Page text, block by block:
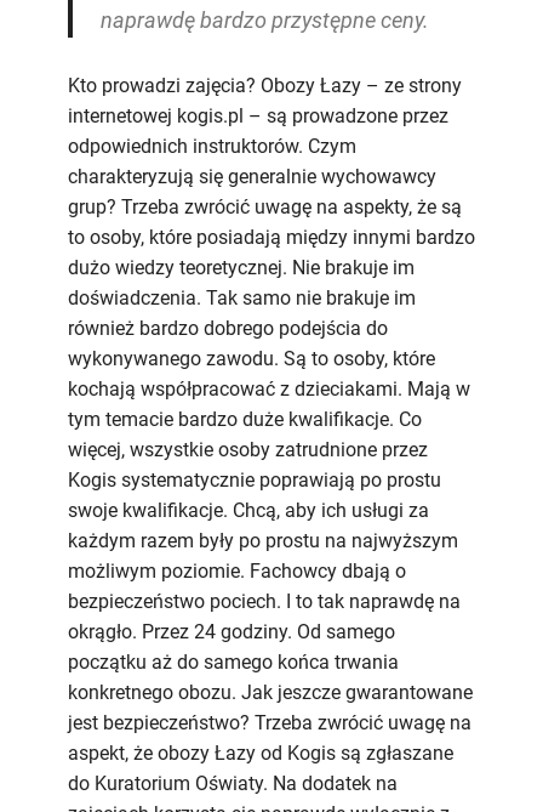
naprawdę bardzo przystępne ceny.
Kto prowadzi zajęcia? Obozy Łazy – ze strony
internetowej kogis.pl – są prowadzone przez
odpowiednich instruktorów. Czym
charakteryzują się generalnie wychowawcy
grup? Trzeba zwrócić uwagę na aspekty, że są
to osoby, które posiadają między innymi bardzo
dużo wiedzy teoretycznej. Nie brakuje im
doświadczenia. Tak samo nie brakuje im
również bardzo dobrego podejścia do
wykonywanego zawodu. Są to osoby, które
kochają współpracować z dzieciakami. Mają w
tym temacie bardzo duże kwalifikacje. Co
więcej, wszystkie osoby zatrudnione przez
Kogis systematycznie poprawiają po prostu
swoje kwalifikacje. Chcą, aby ich usługi za
każdym razem były po prostu na najwyższym
możliwym poziomie. Fachowcy dbają o
bezpieczeństwo pociech. I to tak naprawdę na
okrągło. Przez 24 godziny. Od samego
początku aż do samego końca trwania
konkretnego obozu. Jak jeszcze gwarantowane
jest bezpieczeństwo? Trzeba zwrócić uwagę na
aspekt, że obozy Łazy od Kogis są zgłaszane
do Kuratorium Oświaty. Na dodatek na